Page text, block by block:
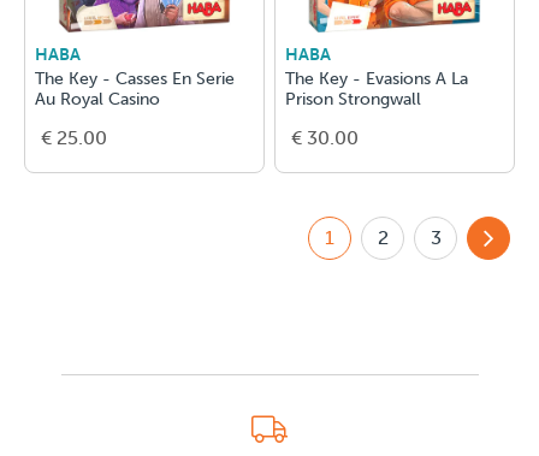
HABA
The Key - Casses En Serie
Au Royal Casino
€ 25.00
HABA
The Key - Evasions A La
Prison Strongwall
€ 30.00
1 2 3